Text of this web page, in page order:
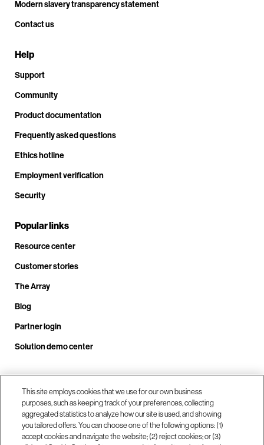
Modern slavery transparency statement
Contact us
Help
Support
Community
Product documentation
Frequently asked questions
Ethics hotline
Employment verification
Security
Popular links
Resource center
Customer stories
The Array
Blog
Partner login
Solution demo center
Call us at +1.678.403.3035
Our locations
This site employs cookies that we use for our own business
purposes, such as keeping track of your preferences, collecting
aggregated statistics to analyze how our site is used, and showing
you tailored offers. You can choose one of the following options: (1)
accept cookies and navigate the website; (2) reject cookies; or (3)